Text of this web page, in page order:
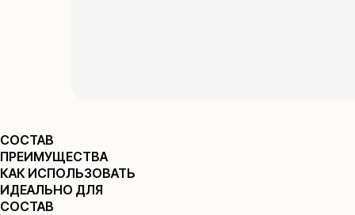
СОСТАВ
ПРЕИМУЩЕСТВА
КАК ИСПОЛЬЗОВАТЬ
ИДЕАЛЬНО ДЛЯ
СОСТАВ